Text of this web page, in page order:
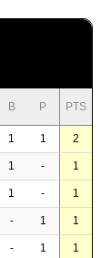
B P PTS
1 1 2
1 - 1
1 - 1
- 1 1
- 1 1